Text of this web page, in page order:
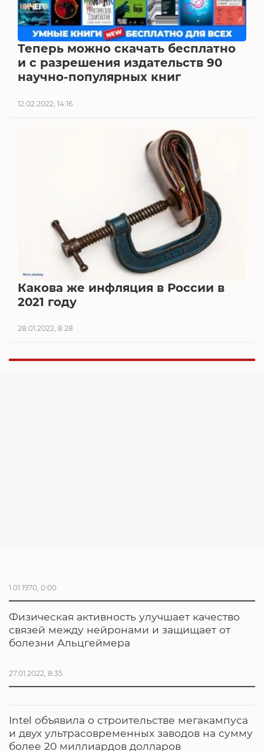
Теперь можно скачать бесплатно
и с разрешения издательств 90
научно-популярных книг
12.02.2022, 14:16
Какова же инфляция в России в
2021 году
28.01.2022, 8:28
1.01.1970, 0:00
Физическая активность улучшает качество
связей между нейронами и защищает от
болезни Альцгеймера
27.01.2022, 8:35
Intel объявила о строительстве мегакампуса
и двух ультрасовременных заводов на сумму
более 20 миллиардов долларов